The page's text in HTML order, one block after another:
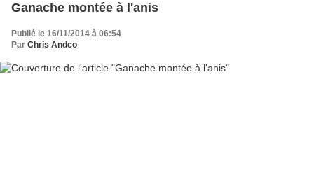
Ganache montée à l'anis
Publié le 16/11/2014 à 06:54
Par Chris Andco